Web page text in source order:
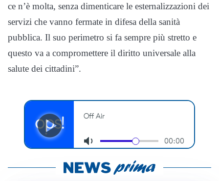
ce n’è molta, senza dimenticare le esternalizzazioni dei
servizi che vanno fermate in difesa della sanità
pubblica. Il suo perimetro si fa sempre più stretto e
questo va a compromettere il diritto universale alla
salute dei cittadini”.